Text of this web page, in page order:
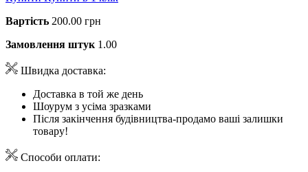
Вартість 200.00 грн
Замовлення штук 1.00
Швидка доставка:
Доставка в той же день
Шоурум з усіма зразками
Після закінчення будівництва-продамо ваші залишки
товару!
Способи оплати: